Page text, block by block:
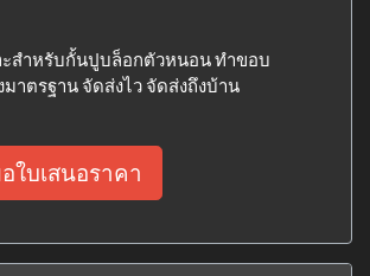
สำหรับกั้นปูบล็อกตัวหนอน ทำขอบ
าตรฐาน จัดส่งไว จัดส่งถึงบ้าน
ใบเสนอราคา